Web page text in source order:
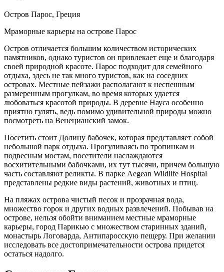
Остров Парос, Греция
Мраморные карьеры на острове Парос
Остров отличается большим количеством исторических
памятников, однако туристов он привлекает еще и благодаря
своей природной красоте. Парос подходит для семейного
отдыха, здесь не так много туристов, как на соседних
островах. Местные пейзажи располагают к неспешным
размеренным прогулкам, во время которых удается
любоваться красотой природы. В деревне Науса особенно
приятно гулять, ведь помимо удивительной природы можно
посмотреть на Венецианский замок.
Посетить стоит Долину бабочек, которая представляет собой
небольшой парк отдыха. Прогуливаясь по тропинкам и
подвесным мостам, посетители наслаждаются
восхитительными бабочками, их тут тысячи, причем большую
часть составляют реликты. В парке Aegean Wildlife Hospital
представлены редкие виды растений, животных и птиц.
На пляжах острова чистый песок и прозрачная вода,
множество горок и других водных развлечений. Побывав на
острове, нельзя обойти вниманием местные мраморные
карьеры, город Парикью с множеством старинных зданий,
монастырь Логоварда, Антипаросскую пещеру. При желании
исследовать все достопримечательности острова придется
остаться надолго.